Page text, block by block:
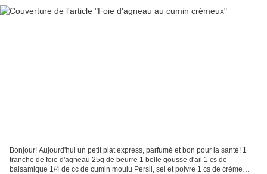
Bonjour! Aujourd'hui un petit plat express, parfumé et bon pour la santé! 1
tranche de foie d'agneau 25g de beurre 1 belle gousse d'ail 1 cs de
balsamique 1/4 de cc de cumin moulu Persil, sel et poivre 1 cs de crème